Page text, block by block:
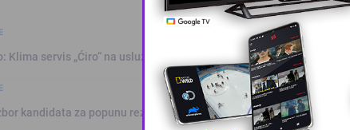
Klima servis „Ćiro“ na usluzi građanima
kandidata za popunu rezervne liste kvalifikovanih …